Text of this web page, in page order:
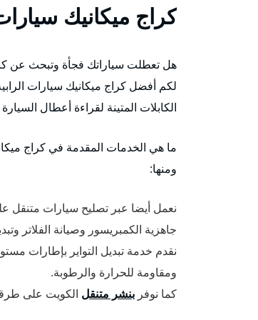
كراج ميكانيك
هل تعطلت سياراتك فجأة وتبحث عن كراج
لكم أفضل كراج ميكانيك سيارات
الكابلات المتينة لقراءة أعطال
ما هي الخدمات المقدمة في كراج
ومنها:
نعمل أيضا عبر تصليح سيارات متنقل
جاهزية الكمبريسور وصيانة الفلاتر
نقدم خدمة تبديل التواير بإطارات
ومقاومة للحرارة والرطوبة.
كما نوفر بنشر متنقل الكويت على طرقات خدمة 24